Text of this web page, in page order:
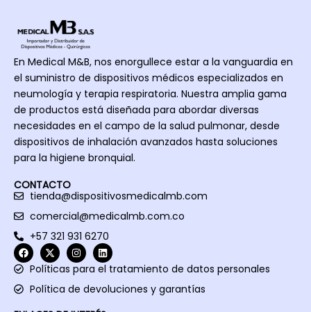
En Medical M&B, nos enorgullece estar a la vanguardia en
el suministro de dispositivos médicos especializados en
neumología y terapia respiratoria. Nuestra amplia gama
de productos está diseñada para abordar diversas
necesidades en el campo de la salud pulmonar, desde
dispositivos de inhalación avanzados hasta soluciones
para la higiene bronquial.
CONTACTO
tienda@dispositivosmedicalmb.com
comercial@medicalmb.com.co
+57 321 931 6270
Políticas para el tratamiento de datos personales
Política de devoluciones y garantías